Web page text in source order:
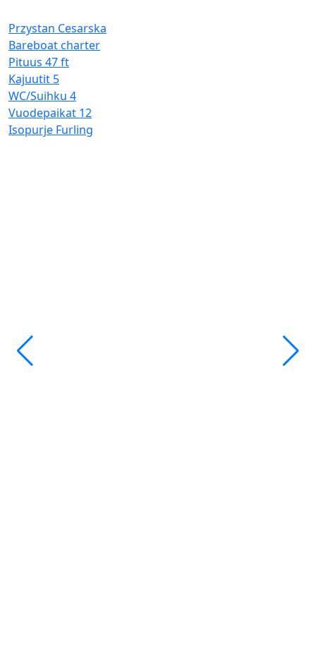
Przystan Cesarska
Bareboat charter
Pituus 47 ft
Kajuutit 5
WC/Suihku 4
Vuodepaikat 12
Isopurje Furling